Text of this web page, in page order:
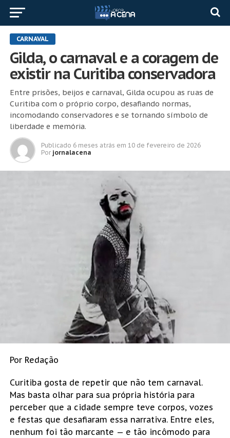
CARNAVAL
Gilda, o carnaval e a coragem de
existir na Curitiba conservadora
Entre prisões, beijos e carnaval, Gilda ocupou as ruas de
Curitiba com o próprio corpo, desafiando normas,
incomodando conservadores e se tornando símbolo de
liberdade e memória.
Publicado 6 meses atrás em 10 de fevereiro de 2026
Por jornalacena
Por Redação
Curitiba gosta de repetir que não tem carnaval.
Mas basta olhar para sua própria história para
perceber que a cidade sempre teve corpos, vozes
e festas que desafiaram essa narrativa. Entre eles,
nenhum foi tão marcante — e tão incômodo para